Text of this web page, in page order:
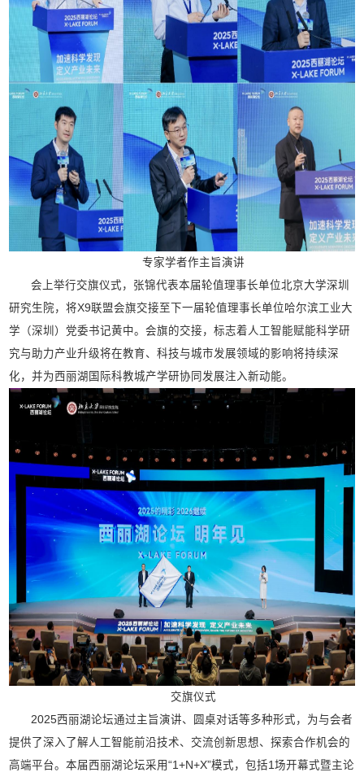
专家学者作主旨演讲
会上举行交旗仪式，张锦代表本届轮值理事长单位北京大学深圳
研究生院，将X9联盟会旗交接至下一届轮值理事长单位哈尔滨工业大
学（深圳）党委书记黄中。会旗的交接，标志着人工智能赋能科学研
究与助力产业升级将在教育、科技与城市发展领域的影响将持续深
化，并为西丽湖国际科教城产学研协同发展注入新动能。
交旗仪式
2025西丽湖论坛通过主旨演讲、圆桌对话等多种形式，为与会者
提供了深入了解人工智能前沿技术、交流创新思想、探索合作机会的
高端平台。本届西丽湖论坛采用“1+N+X”模式，包括1场开幕式暨主论